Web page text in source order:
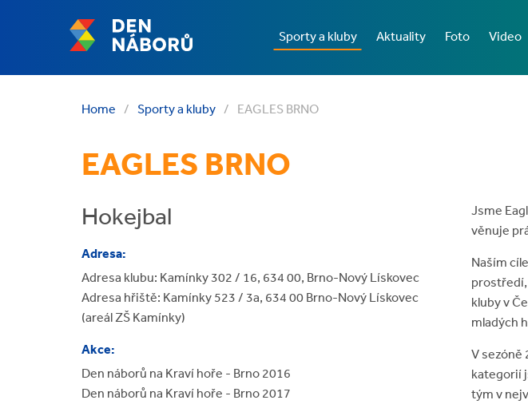
Sporty a kluby Aktuality Foto Video
Home / Sporty a kluby / EAGLES BRNO
EAGLES BRNO
Hokejbal
Adresa:
Adresa klubu: Kamínky 302 / 16, 634 00, Brno-Nový Lískovec
Adresa hřiště: Kamínky 523 / 3a, 634 00 Brno-Nový Lískovec
(areál ZŠ Kamínky)
Akce:
Den náborů na Kraví hoře - Brno 2016
Den náborů na Kraví hoře - Brno 2017
Jsme
věnuje
Naším
kluby v
mladých
V sezóně
kategorií
tým v